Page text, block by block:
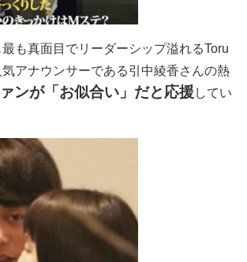
も真面目でリーダーシップ溢れるToru
アナウンサーである引中綾香さんの熱
ンが「お似合い」だと応援 してい